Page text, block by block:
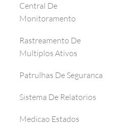
Central De
Monitoramento
Rastreamento De
Multiplos Ativos
Patrulhas De Seguranca
Sistema De Relatorios
Medicao Estados